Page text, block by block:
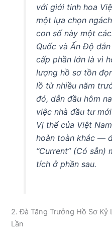
với giới tinh hoa
một lựa chọn
con số này một
Quốc và Ấn Độ
cấp phần lớn là vì
lượng hồ sơ tồn
lồ từ nhiều năm
đó, dẫn đầu hôm
việc nhà đầu tư
Vị thế của Việt
hoàn toàn khác —
“Current” (Có sẵn)
tích ở phần sau.
2. Đà Tăng Trưởng Hồ Sơ Kỷ
Lần